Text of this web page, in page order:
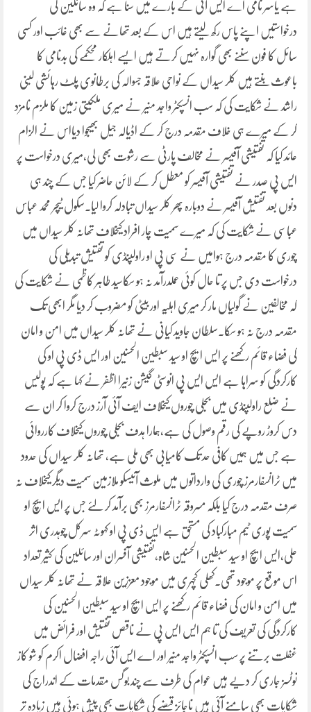
ہے یاسر نامی اے ایس آئی کے بارے میں سنا ہے کہ وہ سائلین کی
درخواستیں اپنے پاس رکھ لیتے ہیں اس کے بعد تھانے سے بھی غائب اور کسی
سائل کا فون سننے بھی گوارہ نہیں کرتے ہیں ایسے اہلکار محکمے کی بدنامی کا
باعوث بنتے ہیں کلر سیداں کے نواحی علاقہ جسوالہ کی برطانوی پلٹ رہائشی لبنی
راشد نے شکایت کی کہ سب انسپکٹر واجد منیر نے میری ملکیتی زمین کا ملزم نامزد
کر کے میرے ہی خلاف مقدمہ درج کر کے اڈیالہ جیل بھیجوا دیااس نے الزام
عائد کیا کہ تفتیشی آفیسر نے مخالف پارٹی سے رشوت بھی لی،میری درخواست پر
ایس پی صدر نے تفتیشی آفیسر کو معطل کر کے لائن حاضر کیا جس کے چند ہی
دنوں بعد تفتیش آفیسر نے دوبارہ پھر کلر سیداں تبادلہ کروا لیا۔سکول ٹیچر محمد عباس
عباسی نے شکایت کی کہ میرے سمیت چار افراد کیخلاف تھانہ کلر سیداں میں
چوری کا مقدمہ درج ہوامیں نے سی پی او راولپنڈی کو تفتیش تبدیلی کی
درخواست دی جس پر تا حال کوئی عملدرآمد نہ ہو سکاسید طاہر کاظمی نے شکایت کی
کہ مخالفین نے گولیاں مار کر میری اہلیہ اور بیٹی کو مضروب کر دیا مگر ابھی تک
مقدمہ درج نہ ہو سکا۔سلطان جاوید کیانی نے تھانہ کلر سیداں میں امن و امان
کی فضاء قائم رکھنے پر ایس ایچ او سید سبطین الحسنین اور ایس ڈی پی او کی
کارکردگی کو سراہا ہے ایس ایس پی انوسٹی گیشن زنیرا اظفر نے کہا ہے کہ پولیس
نے ضلع راولپنڈی میں بجلی چوروں کیخلاف ایف آئی آرز درج کروا کر ان سے
دس کروڑ روپے کی رقم وصول کی ہے،ہمارا ہدف بجلی چوروں کیخلاف کارروائی
ہے جس میں ہمیں کافی حد تک کامیابی بھی ملی ہے، تھانہ کلر سیداں کی حدود
میں ٹرانسفارمرز چوری کی وارداتوں میں ملوث آئیسکو ملازمین سمیت دیگر کیخلاف نہ
صرف مقدمہ درج کیا بلکہ مسروقہ ٹرانسفارمرز بھی برآمد کر لئے جس پر ایس ایچ او
سمیت پوری ٹیم مبارکباد کی مستحق ہے ایس ڈی پی او کہوٹہ سرکل چوہدری اثر
علی،ایس ایچ او سید سبطین الحسنین شاہ،تفتیشی آفسران اور سائلین کی کثیر تعداد
اس موقع پر موجود تھی۔کھلی کچہری میں موجود معززین علاقہ نے تھانہ کلر سیداں
میں امن و امان کی فضاء قائم رکھنے پر ایس ایچ او سید سبطین الحسنین کی
کارکردگی کی تعریف کی تا ہم ایس ایس پی نے ناقص تفتیش اور فرائض میں
غفلت برتنے پر سب انسپکٹر واجد منیر اور اے ایس آئی راجہ افضال اکرم کو شو کاز
نوٹسز جاری کر دیے ہیں عوام کی طرف سے چند بوگس مقدمات کے اندراج کی
شکایات بھی سامنے آئی ہیں ناجائز قبضے کی شکایات بھی پیش ہوئی ہیں زیادہ تر